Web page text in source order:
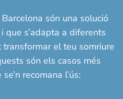
són una solució
que s’adapta a diferents
el teu somriure
són els casos més
recomana l’ús: